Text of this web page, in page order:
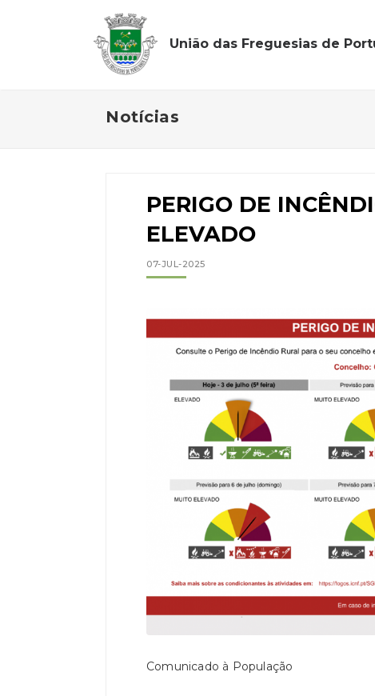
União das Freguesias de
Notícias
PERIGO DE
ELEVADO
07-JUL-2025
Comunicado à População